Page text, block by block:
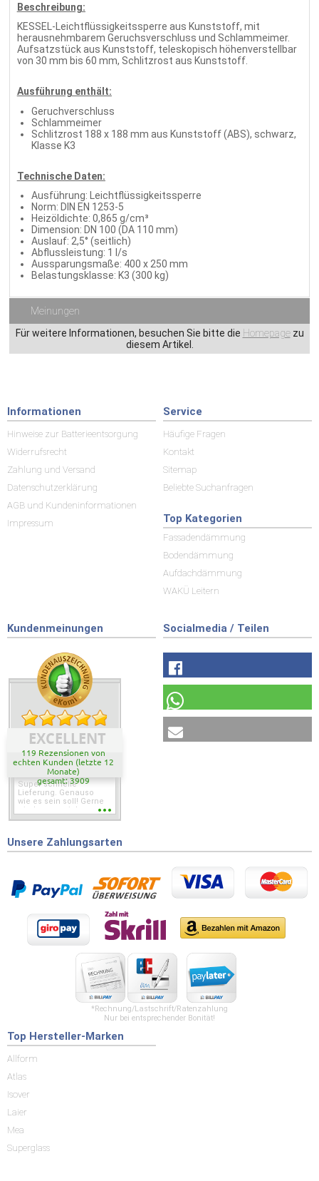
Beschreibung:
KESSEL-Leichtflüssigkeitssperre aus Kunststoff, mit
herausnehmbarem Geruchsverschluss und Schlammeimer.
Aufsatzstück aus Kunststoff, teleskopisch höhenverstellbar
von 30 mm bis 60 mm, Schlitzrost aus Kunststoff.
Ausführung enthält:
Geruchverschluss
Schlammeimer
Schlitzrost 188 x 188 mm aus Kunststoff (ABS), schwarz,
Klasse K3
Technische Daten:
Ausführung: Leichtflüssigkeitssperre
Norm: DIN EN 1253-5
Heizöldichte: 0,865 g/cm³
Dimension: DN 100 (DA 110 mm)
Auslauf: 2,5° (seitlich)
Abflussleistung: 1 l/s
Aussparungsmaße: 400 x 250 mm
Belastungsklasse: K3 (300 kg)
Meinungen
Für weitere Informationen, besuchen Sie bitte die Homepagezu
diesem Artikel.
Informationen
Hinweise zur Batterieentsorgung
Widerrufsrecht
Zahlung und Versand
Datenschutzerklärung
AGB und Kundeninformationen
Impressum
Service
Häufige Fragen
Kontakt
Sitemap
Beliebte Suchanfragen
Top Kategorien
Fassadendämmung
Bodendämmung
Aufdachdämmung
WAKÜ Leitern
Kundenmeinungen
EXCELLENT
119 Rezensionen von
echten Kunden (letzte 12
Monate)
gesamt: 3909
Super schnelle
Lieferung. Genauso
wie es sein soll! Gerne
wieder wenn ich was
Socialmedia / Teilen
Unsere Zahlungsarten
*Rechnung/Lastschrift/Ratenzahlung
Nur bei entsprechender Bonität!
Top Hersteller-Marken
Allform
Atlas
Isover
Laier
Mea
Superglass